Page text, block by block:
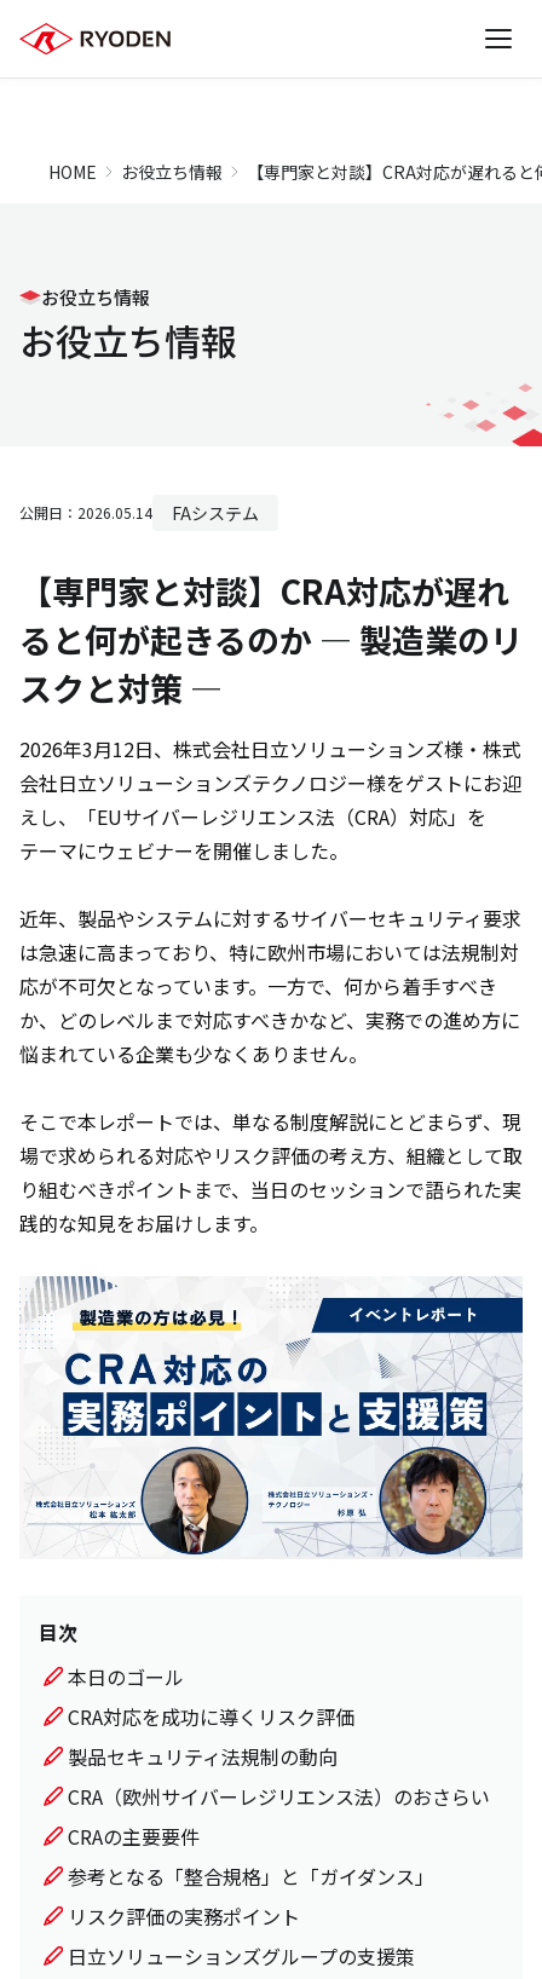
HOME お役立ち情報 【専門家と対談】CRA対応が遅れる
お役立ち情報
お役立ち情報
公開日：2026.05.14 FAシステム
【専門家と対談】CRA対応が遅れ
ると何が起きるのか ― 製造業のリ
スクと対策 ―
2026年3月12日、株式会社日立ソリューションズ様・株式
会社日立ソリューションズテクノロジー様をゲストにお迎
えし、「EUサイバーレジリエンス法（CRA）対応」を
テーマにウェビナーを開催しました。
近年、製品やシステムに対するサイバーセキュリティ要求
は急速に高まっており、特に欧州市場においては法規制対
応が不可欠となっています。一方で、何から着手すべき
か、どのレベルまで対応すべきかなど、実務での進め方に
悩まれている企業も少なくありません。
そこで本レポートでは、単なる制度解説にとどまらず、現
場で求められる対応やリスク評価の考え方、組織として取
り組むべきポイントまで、当日のセッションで語られた実
践的な知見をお届けします。
目次
本日のゴール
CRA対応を成功に導くリスク評価
製品セキュリティ法規制の動向
CRA（欧州サイバーレジリエンス法）のおさらい
CRAの主要要件
参考となる「整合規格」と「ガイダンス」
リスク評価の実務ポイント
日立ソリューションズグループの支援策